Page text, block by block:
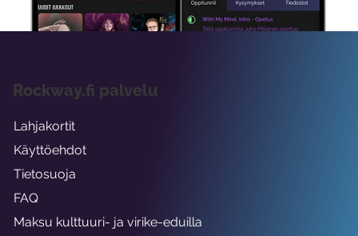
Rockway.fi palvelu
Lahjakortit
Käyttöehdot
Tietosuoja
FAQ
Maksu kulttuuri- ja virike-eduilla